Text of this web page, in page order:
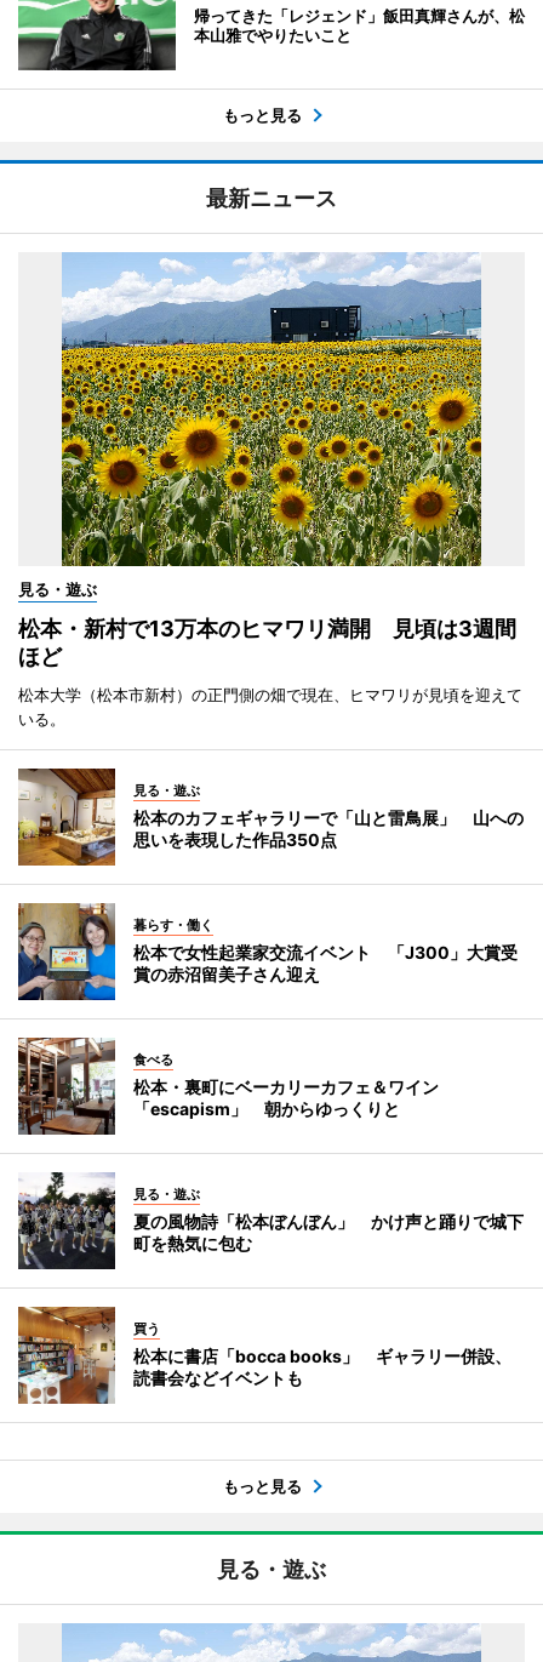
帰ってきた「レジェンド」飯田真輝さんが、松
本山雅でやりたいこと
もっと見る
最新ニュース
見る・遊ぶ
松本・新村で13万本のヒマワリ満開 見頃は3週間
ほど
松本大学（松本市新村）の正門側の畑で現在、ヒマワリが見頃を迎えて
いる。
見る・遊ぶ
松本のカフェギャラリーで「山と雷鳥展」 山への
思いを表現した作品350点
暮らす・働く
松本で女性起業家交流イベント 「J300」大賞受
賞の赤沼留美子さん迎え
食べる
松本・裏町にベーカリーカフェ＆ワイン
「escapism」 朝からゆっくりと
見る・遊ぶ
夏の風物詩「松本ぼんぼん」 かけ声と踊りで城下
町を熱気に包む
買う
松本に書店「bocca books」 ギャラリー併設、
読書会などイベントも
もっと見る
見る・遊ぶ